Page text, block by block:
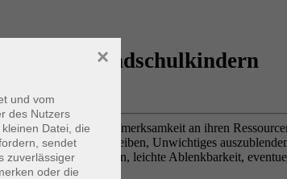
von Grundschulkindern
man mit positiver Aufmerksamkeit an ihren
bei der Sache zu bleiben, Unwichtiges
Lernerfahrungen, leichte Ablenkbarkeit,
und vom
des Nutzers
Datei, die
sendet
zuverlässiger
oder die
×